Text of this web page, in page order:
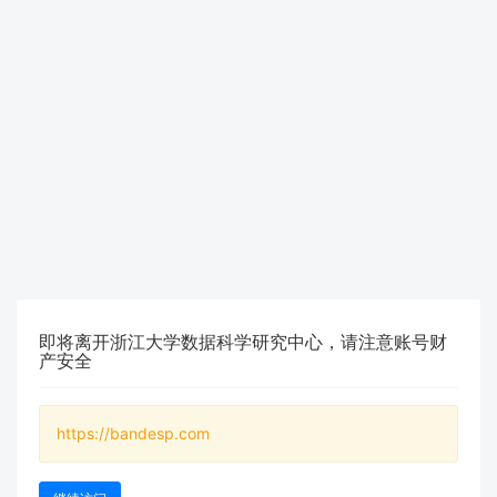
即将离开浙江大学数据科学研究中心，请注意账号财
产安全
https://bandesp.com